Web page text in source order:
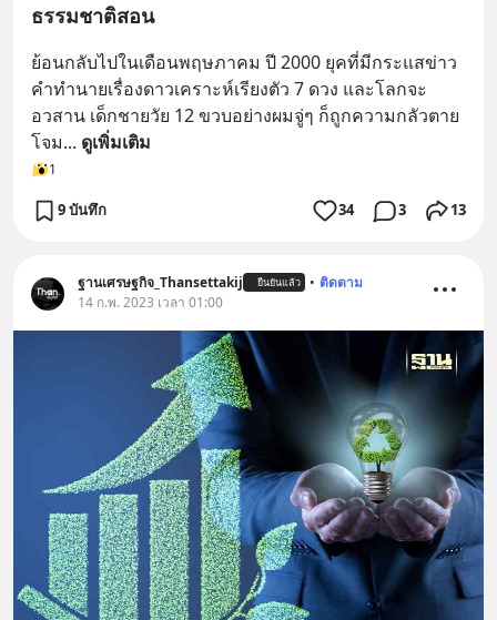
ธรรมชาติสอน
ย้อนกลับไปในเดือนพฤษภาคม ปี 2000 ยุคที่มีกระแสข่าว
คำทำนายเรื่องดาวเคราะห์เรียงตัว 7 ดวง และโลกจะ
อวสาน เด็กชายวัย 12 ขวบอย่างผมจู่ๆ ก็ถูกความกลัวตาย
โจม... ดูเพิ่มเติม
1
9 บันทึก 34 3 13
ฐานเศรษฐกิจ_Thansettakij ยืนยันแล้ว • ติดตาม
14 ก.พ. 2023 เวลา 01:00